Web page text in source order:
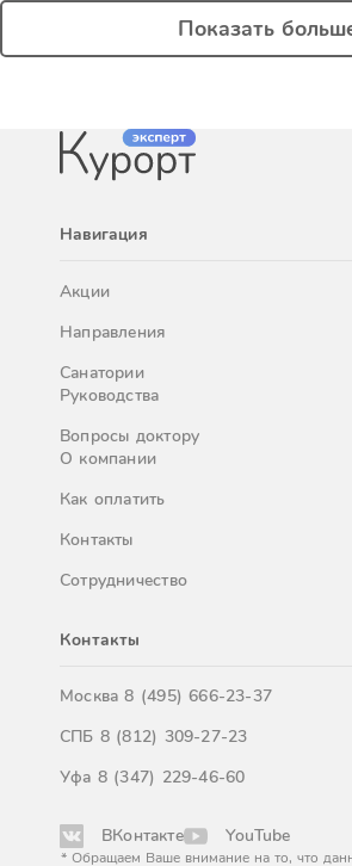
Показать
Навигация
Акции
Направления
Санатории
Руководства
Вопросы доктору
О компании
Как оплатить
Контакты
Сотрудничество
Контакты
Москва8 (495) 666-23-37
СПБ 8 (812) 309-27-23
Уфа 8 (347) 229-46-60
ВКонтакте YouTube
* Обращаем Ваше внимание на то, что